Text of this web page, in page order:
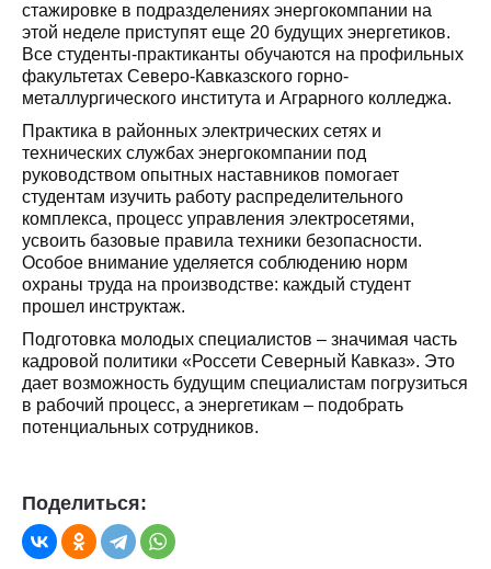
стажировке в подразделениях энергокомпании на
этой неделе приступят еще 20 будущих энергетиков.
Все студенты-практиканты обучаются на профильных
факультетах Северо-Кавказского горно-
металлургического института и Аграрного колледжа.
Практика в районных электрических сетях и
технических службах энергокомпании под
руководством опытных наставников помогает
студентам изучить работу распределительного
комплекса, процесс управления электросетями,
усвоить базовые правила техники безопасности.
Особое внимание уделяется соблюдению норм
охраны труда на производстве: каждый студент
прошел инструктаж.
Подготовка молодых специалистов – значимая часть
кадровой политики «Россети Северный Кавказ». Это
дает возможность будущим специалистам погрузиться
в рабочий процесс, а энергетикам – подобрать
потенциальных сотрудников.
Поделиться: